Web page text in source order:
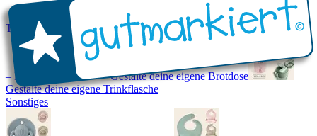
Trinkflasche mit Name - Real World Brotdose mit Namen
– Real World
Gestalte deine eigene Brotdose
Gestalte deine eigene Trinkflasche
Sonstiges